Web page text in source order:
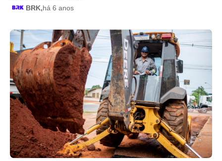
BRK,há 6 anos